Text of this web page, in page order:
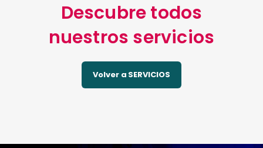
Descubre todos
nuestros servicios
Volver a SERVICIOS